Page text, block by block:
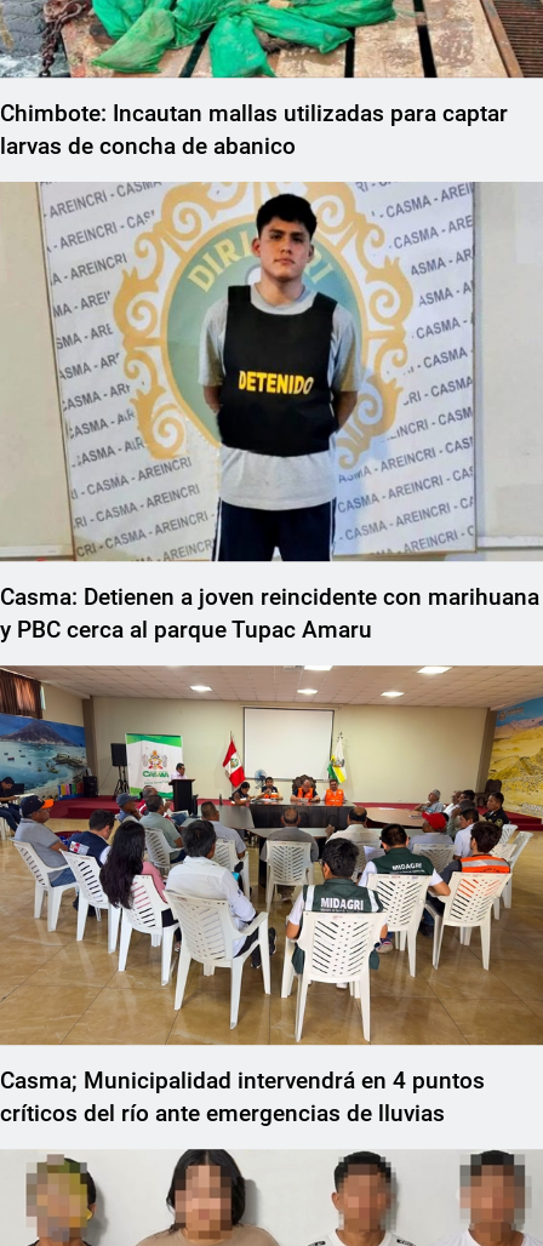
Chimbote: Incautan mallas utilizadas para captar
larvas de concha de abanico
Casma: Detienen a joven reincidente con marihuana
y PBC cerca al parque Tupac Amaru
Casma; Municipalidad intervendrá en 4 puntos
críticos del río ante emergencias de lluvias